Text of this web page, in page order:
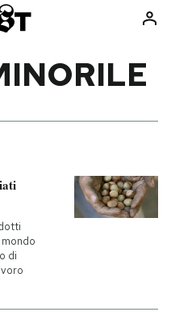
Consumismi
Ok Boomer!
Media
Europa
di